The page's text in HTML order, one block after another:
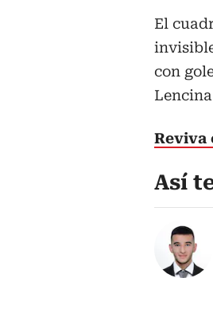
El
con
Reviva
Así